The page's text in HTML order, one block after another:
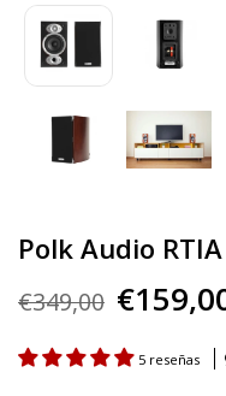
Polk Audio RTIA
€349,00
5 reseñas